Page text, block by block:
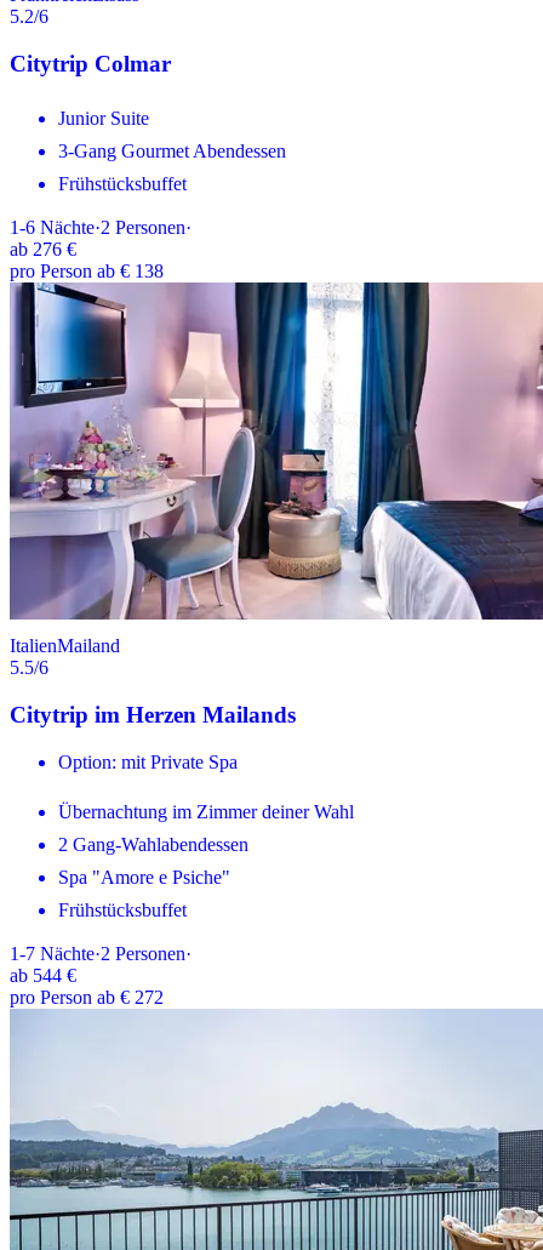
5.2/6
Citytrip Colmar
Junior Suite
3-Gang Gourmet Abendessen
Frühstücksbuffet
1-6 Nächte·2 Personen·
ab 276 €
pro Person ab € 138
ItalienMailand
5.5/6
Citytrip im Herzen Mailands
Option: mit Private Spa
Übernachtung im Zimmer deiner Wahl
2 Gang-Wahlabendessen
Spa "Amore e Psiche"
Frühstücksbuffet
1-7 Nächte·2 Personen·
ab 544 €
pro Person ab € 272